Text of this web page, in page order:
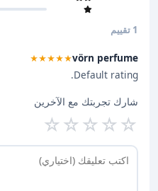
1 تقييم
vörn perfume
★★★★★
Default rating.
شارك تجربتك مع الآخرين
☆
☆
☆
☆
☆